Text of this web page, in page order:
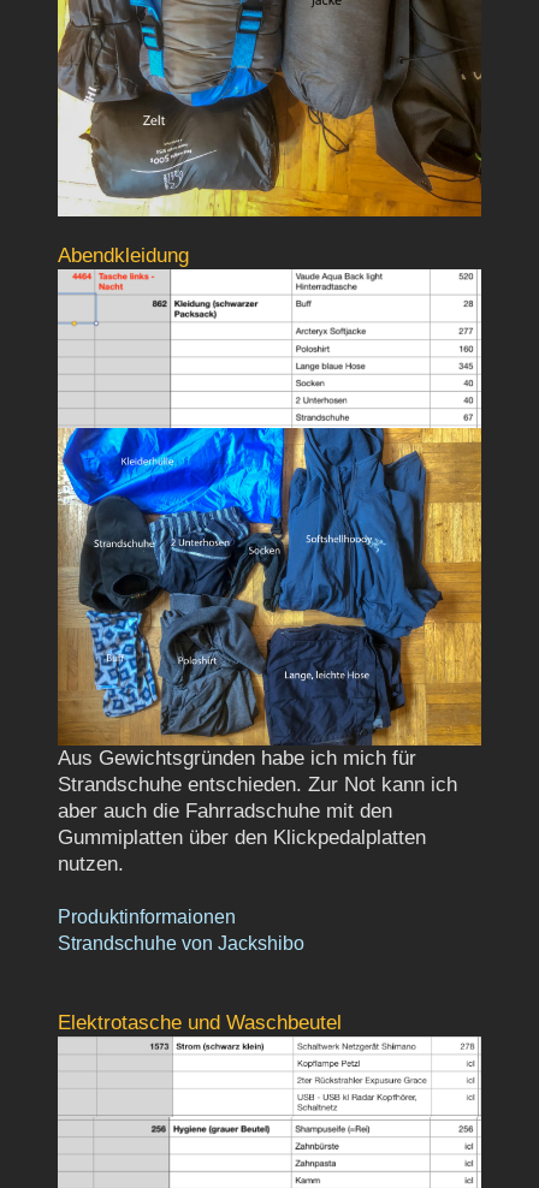
Abendkleidung
Aus Gewichtsgründen habe ich mich für
Strandschuhe entschieden. Zur Not kann ich
aber auch die Fahrradschuhe mit den
Gummiplatten über den Klickpedalplatten
nutzen.
Produktinformaionen
Strandschuhe von Jackshibo
Elektrotasche und Waschbeutel